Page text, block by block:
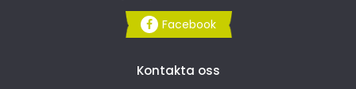
Facebook
Kontakta oss